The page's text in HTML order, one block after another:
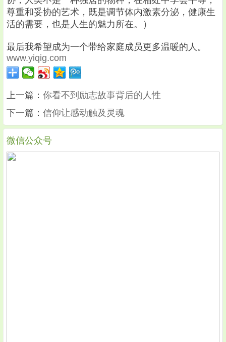
尊重和妥协的艺术，既是调节体内激素分泌，健康生
活的需要，也是人生的魅力所在。）
最后我希望成为一个带给家庭成员更多温暖的人。
www.yiqig.com
上一篇： 你看不到励志故事背后的人性
下一篇： 信仰让感动触及灵魂
微信公众号